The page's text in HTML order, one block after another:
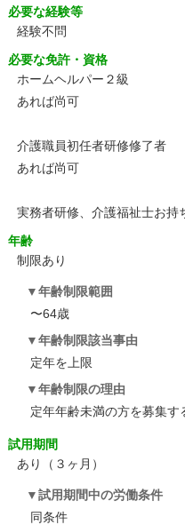
必要な経験等
経験不問
必要な免許・資格
ホームヘルパー２級
あれば尚可
介護職員初任者研修修了者
あれば尚可
実務者研修、介護福祉士お持
年齢
制限あり
年齢制限範囲
〜64歳
年齢制限該当事由
定年を上限
年齢制限の理由
定年年齢未満の方を募集す
試用期間
あり（３ヶ月）
試用期間中の労働条件
同条件